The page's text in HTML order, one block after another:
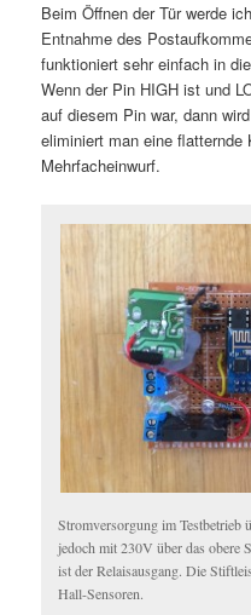
Beim Öffnen der Tür werde
Entnahme des
funktioniert sehr einfach in
Wenn der Pin HIGH ist und
auf diesem Pin war, dann
eliminiert man eine flatternde
Mehrfacheinwurf.
Stromversorgung im Testbetrieb
jedoch mit 230V über das obere
ist der Relaisausgang. Die
Hall-Sensoren.